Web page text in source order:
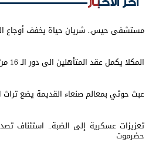
مستشفى حيس.. شريان حياة يخفف أوجاع
المكلا يكمل عقد المتأهلين الى دور الـ 16 من بطولة كأس الجمهورية
عبث حوثي بمعالم صنعاء القديمة يضع تراث
تعزيزات عسكرية إلى الضبة.. استئناف
حضرموت